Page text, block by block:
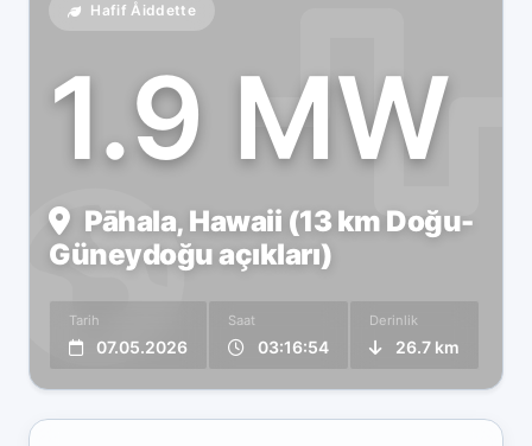
Hafif Åiddette
1.9 MW
Pāhala, Hawaii (13 km Doğu-
Güneydoğu açıkları)
Tarih
07.05.2026
Saat
03:16:54
Derinlik
26.7 km